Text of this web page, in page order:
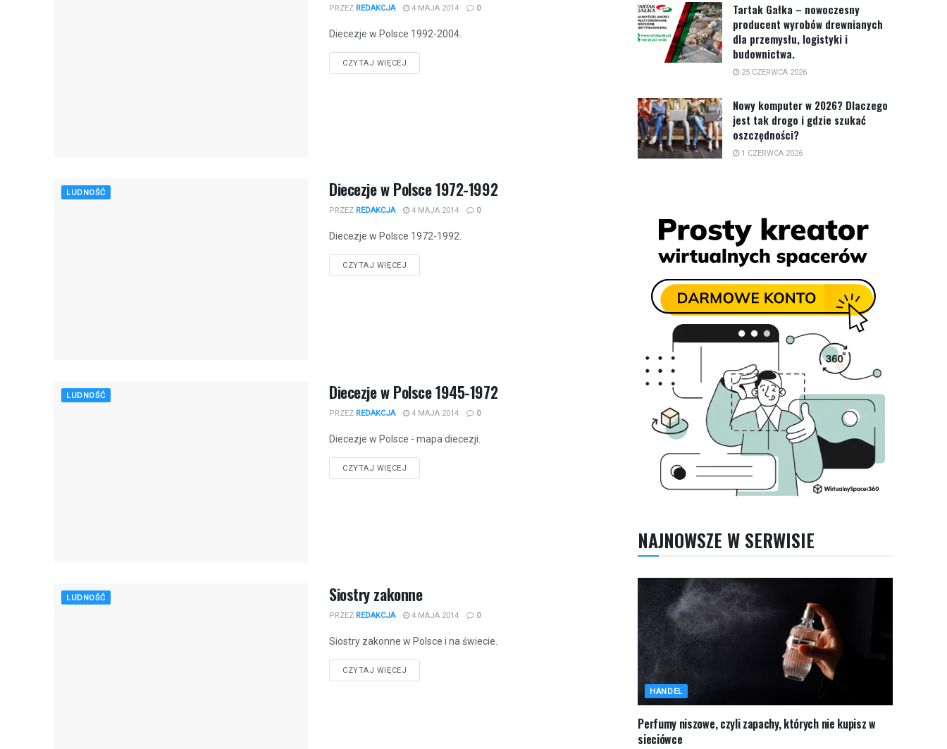
PRZEZ REDAKCJA 4 MAJA 2014 0
Diecezje w Polsce 1992-2004.
CZYTAJ WIĘCEJ
LUDNOŚĆ Diecezje w Polsce 1972-1992
PRZEZ REDAKCJA 4 MAJA 2014 0
Diecezje w Polsce 1972-1992.
CZYTAJ WIĘCEJ
LUDNOŚĆ Diecezje w Polsce 1945-1972
PRZEZ REDAKCJA 4 MAJA 2014 0
Diecezje w Polsce - mapa diecezji.
CZYTAJ WIĘCEJ
LUDNOŚĆ Siostry zakonne
PRZEZ REDAKCJA 4 MAJA 2014 0
Siostry zakonne w Polsce i na świecie.
CZYTAJ WIĘCEJ
Tartak Gałka – nowoczesny
producent wyrobów drewnianych
dla przemysłu, logistyki i
budownictwa.
25 CZERWCA 2026
Nowy komputer w 2026? Dlaczego
jest tak drogo i gdzie szukać
oszczędności?
1 CZERWCA 2026
NAJNOWSZE W SERWISIE
HANDEL
Perfumy niszowe, czyli zapachy, których nie kupisz w
sieciówce